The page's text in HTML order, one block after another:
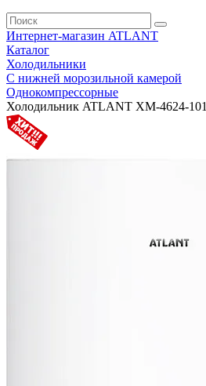
Интернет-магазин ATLANT
Каталог
Холодильники
С нижней морозильной камерой
Однокомпрессорные
Холодильник ATLANT ХМ-4624-101